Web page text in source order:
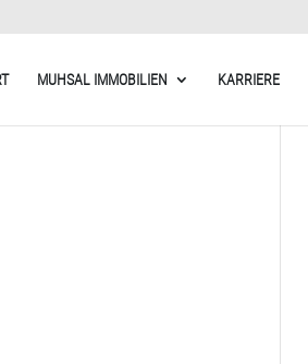
MUHSAL IMMOBILIEN KARRIERE